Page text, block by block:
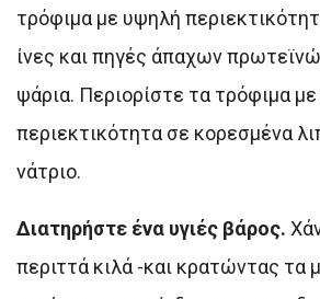
τρόφιμα με υψηλή
ίνες και πηγές άπαχων
ψάρια. Περιορίστε τα τρόφιμα
περιεκτικότητα σε κορεσμένα
νάτριο.
Διατηρήστε ένα υγιές βάρος.
περιττά κιλά -και κρατώντας τα